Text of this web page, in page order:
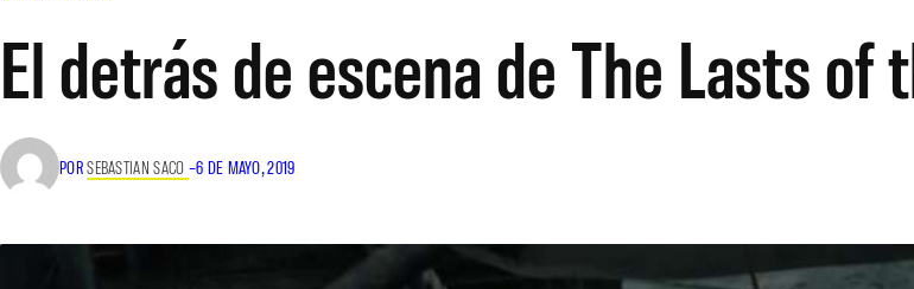
El detrás de escena de The Lasts of
PORSEBASTIAN SACO –6 DE MAYO, 2019